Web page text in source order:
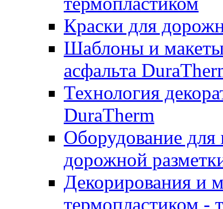
Краски для
Шаблоны и макеты
асфальта
Технология
DuraTherm
Оборудование для
дорожной
Декорирования и
термопластиком -